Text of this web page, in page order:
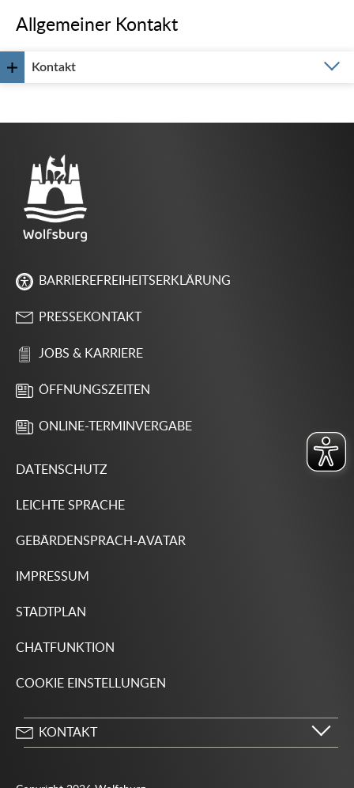
Allgemeiner Kontakt
Kontakt
BARRIEREFREIHEITSERKLÄRUNG
PRESSEKONTAKT
JOBS & KARRIERE
ÖFFNUNGSZEITEN
ONLINE-TERMINVERGABE
DATENSCHUTZ
LEICHTE SPRACHE
GEBÄRDENSPRACH-AVATAR
IMPRESSUM
STADTPLAN
CHATFUNKTION
COOKIE EINSTELLUNGEN
KONTAKT